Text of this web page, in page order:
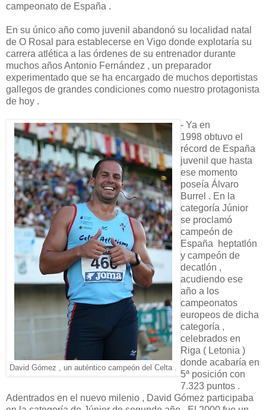
campeonato de España .
En su único año como juvenil abandonó su localidad natal
de O Rosal para establecerse en Vigo donde explotaría su
carrera atlética a las órdenes de su entrenador durante
muchos años Antonio Fernández , un preparador
experimentado que se ha encargado de muchos deportistas
gallegos de grandes condiciones como nuestro protagonista
de hoy .
David Gómez , un auténtico campeón del Celta .
- Ya en
1998 obtuvo el
récord de España
juvenil que hasta
ese momento
poseía Álvaro
Burrel . En la
categoría Júnior
se proclamó
campeón de
España heptatlón
y campeón de
decatlón ,
acudiendo ese
año a los
campeonatos
europeos de dicha
categoría ,
celebrados en
Riga ( Letonia )
donde acabaría en
5ª posición con
7.323 puntos .
Adentrados en el nuevo milenio , David Gómez participaba